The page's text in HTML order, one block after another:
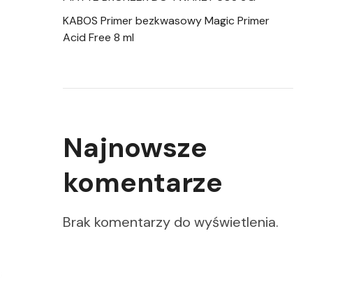
KABOS Primer bezkwasowy Magic Primer
Acid Free 8 ml
Najnowsze
komentarze
Brak komentarzy do wyświetlenia.